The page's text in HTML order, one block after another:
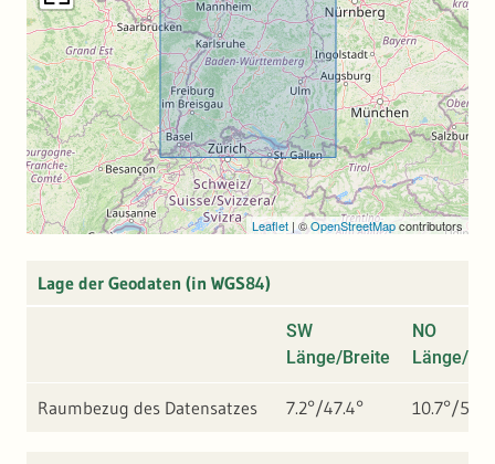
doppelte Stützpunkte. Die LUBW kann daher keine
Garantie für die Vollständigkeit und Stabilität des
Download-Dienstes (WFS) geben. Bitte prüfen Sie daher
im Bedarfsfall die Vollständigkeit anhand der ebenfalls
angebotenen Darstellungsdienste (WMS).
Leaflet |©OpenStreetMapcontributors
Lage der Geodaten (in WGS84)
SW
Länge/Breite
NO
Länge/
Raumbezug des Datensatzes 7.2°/47.4° 10.7°/50°